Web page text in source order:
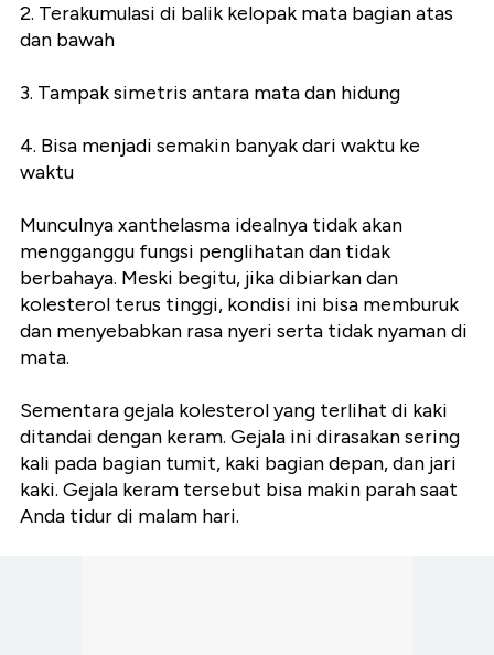
2. Terakumulasi di balik kelopak mata bagian atas
dan bawah
3. Tampak simetris antara mata dan hidung
4. Bisa menjadi semakin banyak dari waktu ke
waktu
Munculnya xanthelasma idealnya tidak akan
mengganggu fungsi penglihatan dan tidak
berbahaya. Meski begitu, jika dibiarkan dan
kolesterol terus tinggi, kondisi ini bisa memburuk
dan menyebabkan rasa nyeri serta tidak nyaman di
mata.
Sementara gejala kolesterol yang terlihat di kaki
ditandai dengan keram. Gejala ini dirasakan sering
kali pada bagian tumit, kaki bagian depan, dan jari
kaki. Gejala keram tersebut bisa makin parah saat
Anda tidur di malam hari.